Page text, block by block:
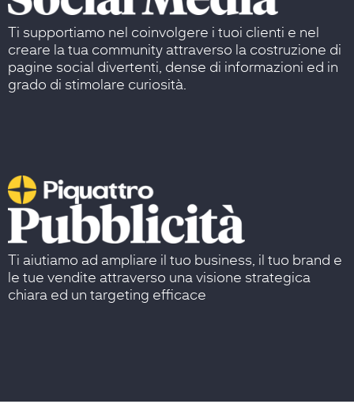
Ti supportiamo nel coinvolgere i tuoi clienti e nel
creare la tua community attraverso la costruzione di
pagine social divertenti, dense di informazioni ed in
grado di stimolare curiosità.
Ti aiutiamo ad ampliare il tuo business, il tuo brand e
le tue vendite attraverso una visione strategica
chiara ed un targeting efficace